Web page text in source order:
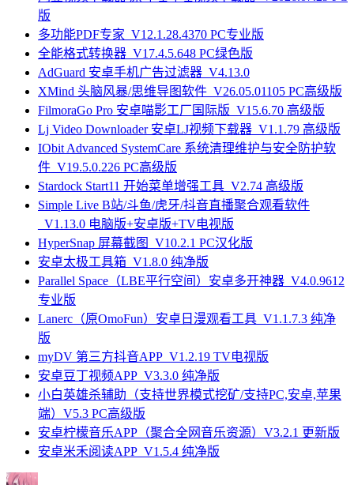
版
多功能PDF专家_V12.1.28.4370 PC专业版
全能格式转换器_V17.4.5.648 PC绿色版
AdGuard 安卓手机广告过滤器_V4.13.0
XMind 头脑风暴/思维导图软件_V26.05.01105 PC高级版
FilmoraGo Pro 安卓喵影工厂国际版_V15.6.70 高级版
Lj Video Downloader 安卓LJ视频下载器_V1.1.79 高级版
IObit Advanced SystemCare 系统清理维护与安全防护软
件_V19.5.0.226 PC高级版
Stardock Start11 开始菜单增强工具_V2.74 高级版
Simple Live B站/斗鱼/虎牙/抖音直播聚合观看软件
_V1.13.0 电脑版+安卓版+TV电视版
HyperSnap 屏幕截图_V10.2.1 PC汉化版
安卓太极工具箱_V1.8.0 纯净版
Parallel Space（LBE平行空间）安卓多开神器_V4.0.9612
专业版
Lanerc（原OmoFun）安卓日漫观看工具_V1.1.7.3 纯净
版
myDV 第三方抖音APP_V1.2.19 TV电视版
安卓豆丁视频APP_V3.3.0 纯净版
小白英雄杀辅助（支持世界模式挖矿/支持PC,安卓,苹果
端）V5.3 PC高级版
安卓柠檬音乐APP（聚合全网音乐资源）V3.2.1 更新版
安卓米禾阅读APP_V1.5.4 纯净版